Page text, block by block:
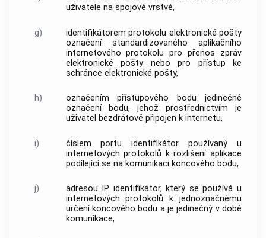
uživatele na spojové vrstvě,
g)
identifikátorem protokolu elektronické pošty
označení standardizovaného aplikačního
internetového protokolu pro přenos zpráv
elektronické pošty nebo pro přístup ke
schránce elektronické pošty,
h) označením přístupového bodu jedinečné
označení bodu, jehož prostřednictvím je
uživatel bezdrátově připojen k internetu,
i) číslem portu identifikátor používaný u
internetových protokolů k rozlišení aplikace
podílející se na komunikaci koncového bodu,
j) adresou IP identifikátor, který se používá u
internetových protokolů k jednoznačnému
určení koncového bodu a je jedinečný v době
komunikace,